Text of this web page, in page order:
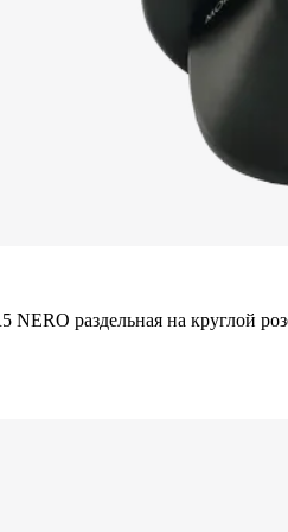
NERO раздельная на круглой